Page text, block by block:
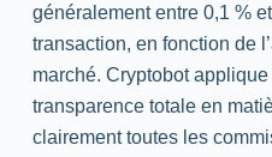
généralement entre 0,1 %
transaction, en fonction de
marché. Cryptobot
transparence totale en
clairement toutes les